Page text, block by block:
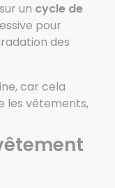
un cycle de
pour
des
car cela
les vêtements,